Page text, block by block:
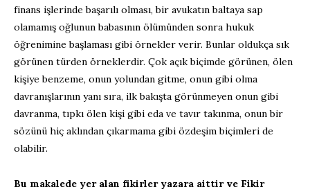
finans işlerinde başarılı olması, bir avukatın baltaya sap
olamamış oğlunun babasının ölümünden sonra hukuk
öğrenimine başlaması gibi örnekler verir. Bunlar oldukça sık
görünen türden örneklerdir. Çok açık biçimde görünen, ölen
kişiye benzeme, onun yolundan gitme, onun gibi olma
davranışlarının yanı sıra, ilk bakışta görünmeyen onun gibi
davranma, tıpkı ölen kişi gibi eda ve tavır takınma, onun bir
sözünü hiç aklından çıkarmama gibi özdeşim biçimleri de
olabilir.
Bu makalede yer alan fikirler yazara aittir ve Fikir